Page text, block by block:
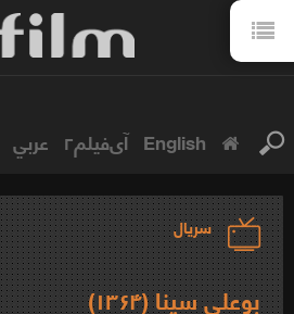
English آی‌فیلم۲ عربي
سریال
بوعلی سینا (۱۳۶۴)